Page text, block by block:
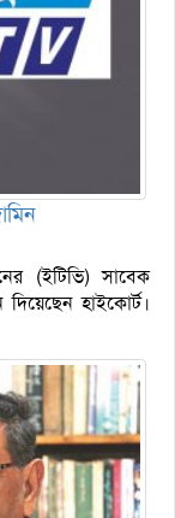
(ইটিভি) সাবেক
হাইকোর্ট।